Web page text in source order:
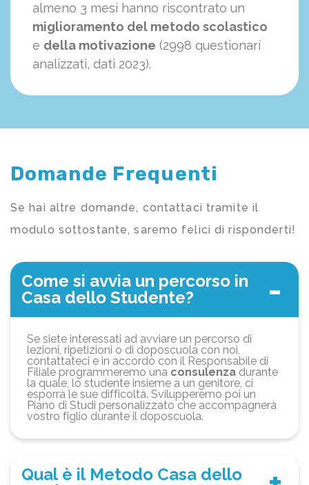
almeno 3 mesi hanno riscontrato un
miglioramento del metodo scolastico
e della motivazione (2998 questionari
analizzati, dati 2023).
Domande Frequenti
Se hai altre domande, contattaci tramite il
modulo sottostante, saremo felici di risponderti!
Come si avvia un percorso in
Casa dello Studente?
Se siete interessati ad avviare un percorso di
lezioni, ripetizioni o di doposcuola con noi,
contattateci e in accordo con il Responsabile di
Filiale programmeremo una consulenza durante
la quale, lo studente insieme a un genitore, ci
esporrà le sue difficoltà. Svilupperemo poi un
Piano di Studi personalizzato che accompagnerà
vostro figlio durante il doposcuola.
Qual è il Metodo Casa dello